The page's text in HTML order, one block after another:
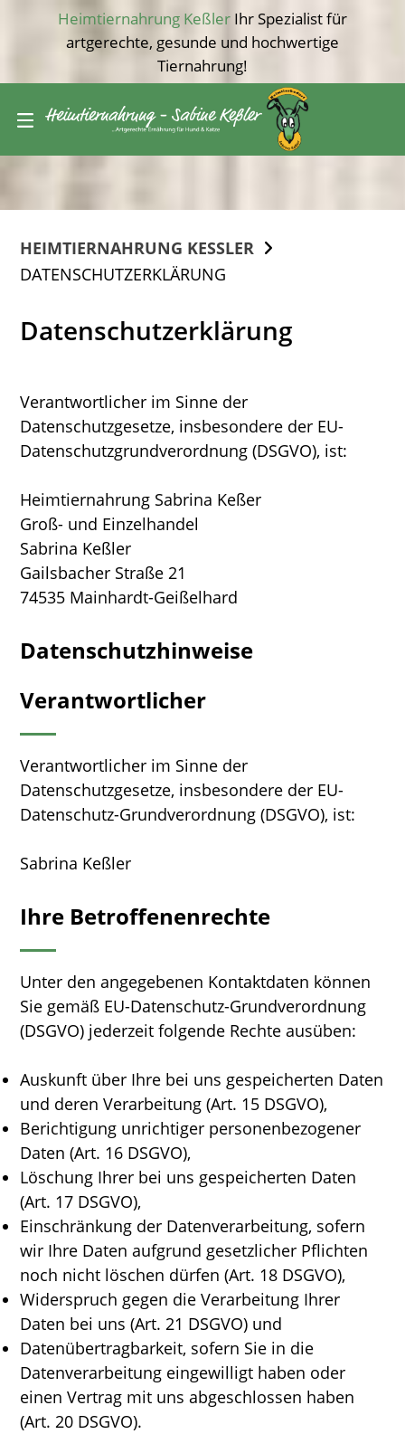
Heimtiernahrung Keßler Ihr Spezialist für
artgerechte, gesunde und hochwertige
Tiernahrung!
HEIMTIERNAHRUNG KESSLER
DATENSCHUTZERKLÄRUNG
Datenschutzerklärung
Verantwortlicher im Sinne der
Datenschutzgesetze, insbesondere der EU-
Datenschutzgrundverordnung (DSGVO), ist:
Heimtiernahrung Sabrina Keßer
Groß- und Einzelhandel
Sabrina Keßler
Gailsbacher Straße 21
74535 Mainhardt-Geißelhard
Datenschutzhinweise
Verantwortlicher
Verantwortlicher im Sinne der
Datenschutzgesetze, insbesondere der EU-
Datenschutz-Grundverordnung (DSGVO), ist:
Sabrina Keßler
Ihre Betroffenenrechte
Unter den angegebenen Kontaktdaten können
Sie gemäß EU-Datenschutz-Grundverordnung
(DSGVO) jederzeit folgende Rechte ausüben:
Auskunft über Ihre bei uns gespeicherten Daten
und deren Verarbeitung (Art. 15 DSGVO),
Berichtigung unrichtiger personenbezogener
Daten (Art. 16 DSGVO),
Löschung Ihrer bei uns gespeicherten Daten
(Art. 17 DSGVO),
Einschränkung der Datenverarbeitung, sofern
wir Ihre Daten aufgrund gesetzlicher Pflichten
noch nicht löschen dürfen (Art. 18 DSGVO),
Widerspruch gegen die Verarbeitung Ihrer
Daten bei uns (Art. 21 DSGVO) und
Datenübertragbarkeit, sofern Sie in die
Datenverarbeitung eingewilligt haben oder
einen Vertrag mit uns abgeschlossen haben
(Art. 20 DSGVO).